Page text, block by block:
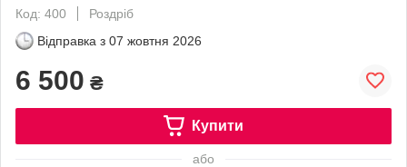
Код: 400
Роздріб
Відправка з 07 жовтня 2026
6 500 ₴
Купити
або